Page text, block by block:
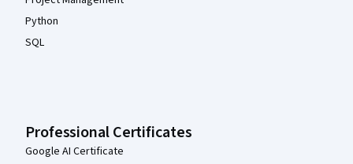
Python
SQL
Professional Certificates
Google AI Certificate